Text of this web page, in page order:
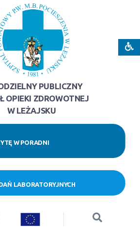
PUBLICZNY
OPIEKI ZDROWOTNEJ
W LEŻAJSKU
W PORADNI
LABORATORYJNYCH